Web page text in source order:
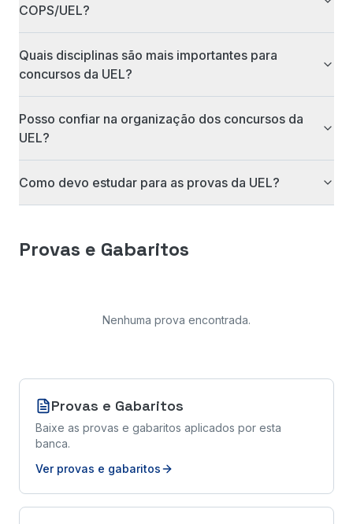
COPS/UEL?
Quais disciplinas são mais importantes para
concursos da UEL?
Posso confiar na organização dos concursos da
UEL?
Como devo estudar para as provas da UEL?
Provas e Gabaritos
Nenhuma prova encontrada.
Provas e Gabaritos
Baixe as provas e gabaritos aplicados por esta
banca.
Ver provas e gabaritos